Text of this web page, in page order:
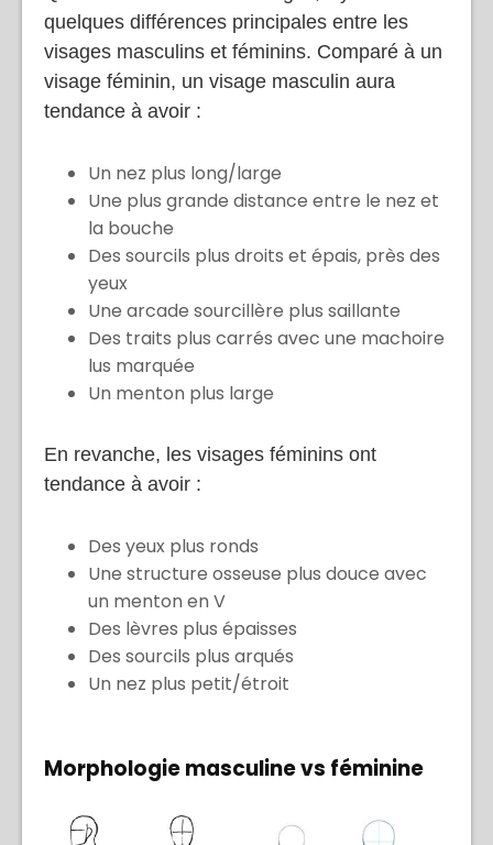
quelques différences principales entre les
visages masculins et féminins. Comparé à un
visage féminin, un visage masculin aura
tendance à avoir :
Un nez plus long/large
Une plus grande distance entre le nez et
la bouche
Des sourcils plus droits et épais, près des
yeux
Une arcade sourcillère plus saillante
Des traits plus carrés avec une machoire
lus marquée
Un menton plus large
En revanche, les visages féminins ont
tendance à avoir :
Des yeux plus ronds
Une structure osseuse plus douce avec
un menton en V
Des lèvres plus épaisses
Des sourcils plus arqués
Un nez plus petit/étroit
Morphologie masculine vs féminine